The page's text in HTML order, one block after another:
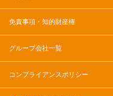
免責事項・知的財産権
グループ会社一覧
コンプライアンスポリシー